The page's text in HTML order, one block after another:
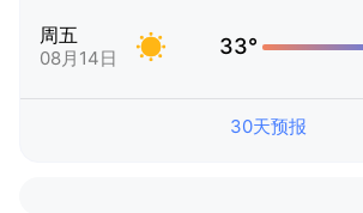
周五
08月14日 33°
30天预报